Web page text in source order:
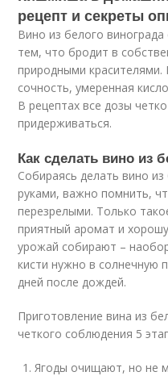
рецепт и секреты
Вино из белого
тем, что бродит в
природными красителями.
сочность, умеренная
В рецептах все дозы
придерживаться.
Как сделать вино из
Собираясь делать вино
руками, важно помнить,
перезрелыми. Только
приятный аромат и
урожай собирают –
кисти нужно в солнечную
дней после дождей.
Приготовление вина из
четкого соблюдения 5
Ягоды очищают, но не